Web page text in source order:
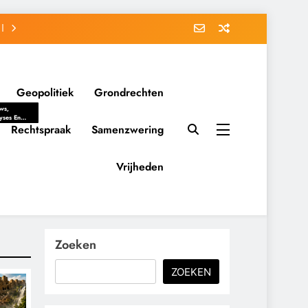
Geopolitiek Grondrechten
En
Politieke
Belangen
Rechtspraak Samenzwering
Vrijheden
Zoeken
ZOEKEN